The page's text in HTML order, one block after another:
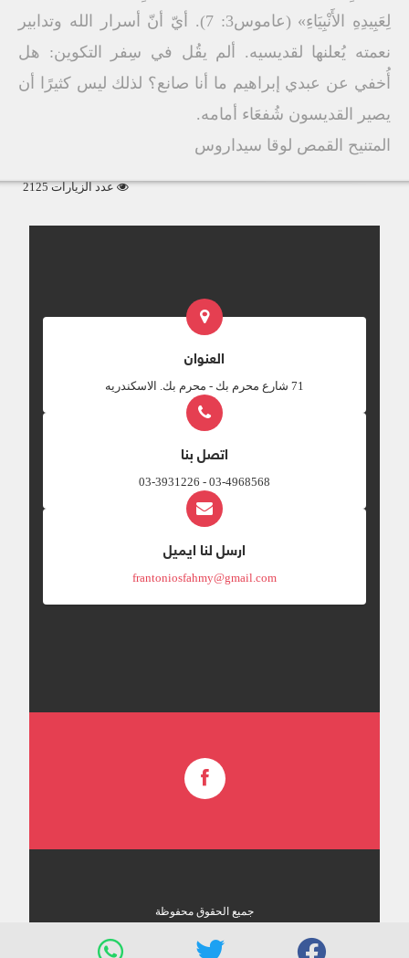
لِعَبِيدِهِ الأَنْبِيَاءِ» (عاموس3: 7). أيّ أنّ أسرار الله وتدابير
نعمته يُعلنها لقديسيه. ألم يقُل في سِفر التكوين: هل
أُخفي عن عبدي إبراهيم ما أنا صانع؟ لذلك ليس كثيرًا أن
يصير القديسون شُفعَاء أمامه.
المتنيح القمص لوقا سيداروس
عدد الزيارات 2125
العنوان
‎71 شارع محرم بك - محرم بك. الاسكندريه
اتصل بنا
03-4968568 - 03-3931226
ارسل لنا ايميل
frantoniosfahmy@gmail.com
جميع الحقوق محفوظة